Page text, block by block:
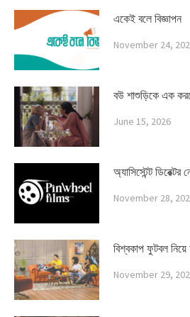
একেই বলে বিজ্ঞাপন
November 24,
বউ শাশুড়িকে এক
June 15, 2026
অ্যাসিস্টেন্ট ডিরেক্টর
November 28,
বিশ্বকাপ ফুটবল নিয়ে
November 29,